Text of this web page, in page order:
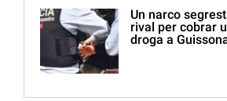
Un narco
rival per cobrar
droga a